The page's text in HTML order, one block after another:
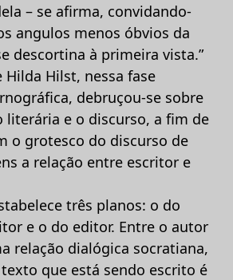
– se afirma, convidando-
angulos menos óbvios da
descortina à primeira vista.”
Hilda Hilst, nessa fase
debruçou-se sobre
literária e o discurso, a fim de
o grotesco do discurso de
a relação entre escritor e
três planos: o do
e o do editor. Entre o autor
relação dialógica socratiana,
que está sendo escrito é